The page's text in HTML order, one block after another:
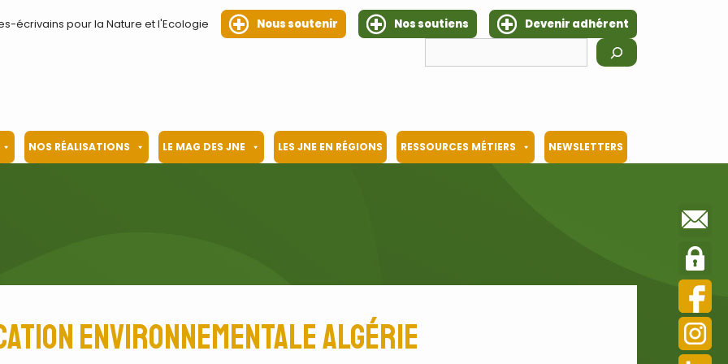
écrivains pour la Nature et l'Ecologie Nous soutenir Nos soutiens
Devenir adhérent
NOS RÉALISATIONS LE MAG DES JNE LES JNE EN RÉGIONS RESSOURCES MÉTIERS NEWSLETTERS
environnementale Algérie